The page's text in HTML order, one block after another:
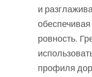
и
ровность.
профиля